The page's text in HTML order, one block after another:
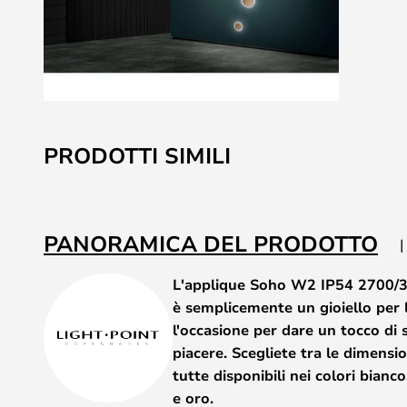
all'inizio
della
immagini
PRODOTTI SIMILI
PANORAMICA DEL PRODOTTO
L'applique Soho W2 IP54
è semplicemente un gioiello per
l'occasione per dare un tocco di
piacere. Scegliete tra le
tutte disponibili nei colori
e oro.